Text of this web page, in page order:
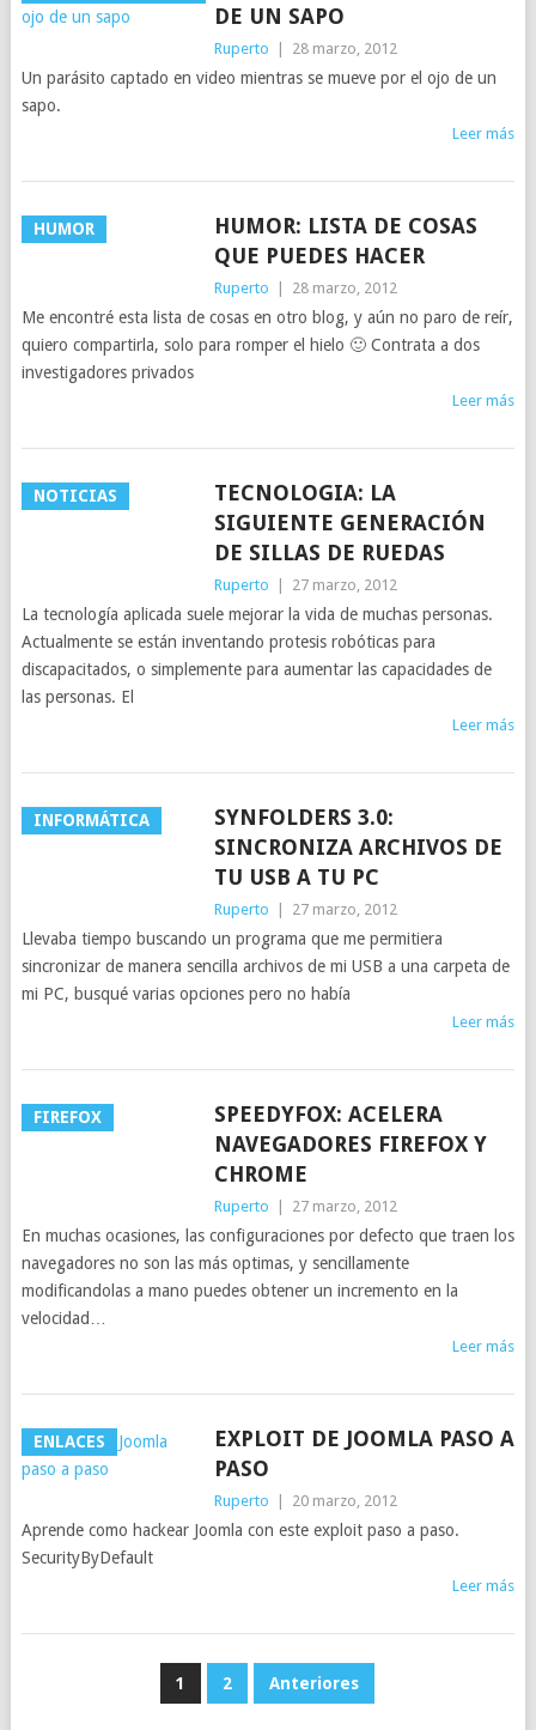
DE UN SAPO
Ruperto 28 marzo, 2012
Un parásito captado en video mientras se mueve por el ojo de un
sapo.
Leer más
HUMOR
HUMOR: LISTA DE COSAS
QUE PUEDES HACER
Ruperto 28 marzo, 2012
Me encontré esta lista de cosas en otro blog, y aún no paro de reír,
quiero compartirla, solo para romper el hielo 🙂 Contrata a dos
investigadores privados
Leer más
NOTICIAS
TECNOLOGIA: LA
SIGUIENTE GENERACIÓN
DE SILLAS DE RUEDAS
Ruperto 27 marzo, 2012
La tecnología aplicada suele mejorar la vida de muchas personas.
Actualmente se están inventando protesis robóticas para
discapacitados, o simplemente para aumentar las capacidades de
las personas. El
Leer más
INFORMÁTICA
SYNFOLDERS 3.0:
SINCRONIZA ARCHIVOS DE
TU USB A TU PC
Ruperto 27 marzo, 2012
Llevaba tiempo buscando un programa que me permitiera
sincronizar de manera sencilla archivos de mi USB a una carpeta de
mi PC, busqué varias opciones pero no había
Leer más
FIREFOX
SPEEDYFOX: ACELERA
NAVEGADORES FIREFOX Y
CHROME
Ruperto 27 marzo, 2012
En muchas ocasiones, las configuraciones por defecto que traen los
navegadores no son las más optimas, y sencillamente
modificandolas a mano puedes obtener un incremento en la
velocidad…
Leer más
ENLACES
EXPLOIT DE JOOMLA PASO A
PASO
Ruperto 20 marzo, 2012
Aprende como hackear Joomla con este exploit paso a paso.
SecurityByDefault
Leer más
NAVEGACIÓN
1 2 Anteriores